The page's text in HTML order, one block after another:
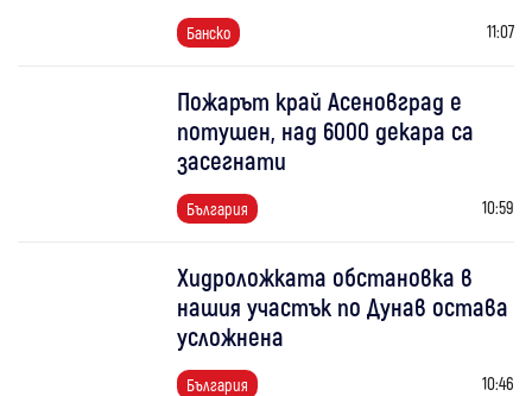
Банско 11:07
Пожарът край Асеновград е
потушен, над 6000 декара са
засегнати
България 10:59
Хидроложката обстановка в
нашия участък по Дунав остава
усложнена
България 10:46